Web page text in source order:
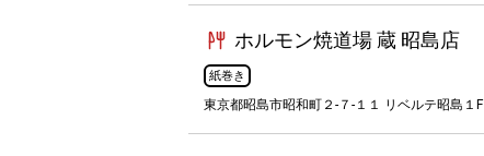
ホルモン焼道場 蔵 昭島店
紙巻き
東京都昭島市昭和町２-７-１１ リベルテ昭島１F